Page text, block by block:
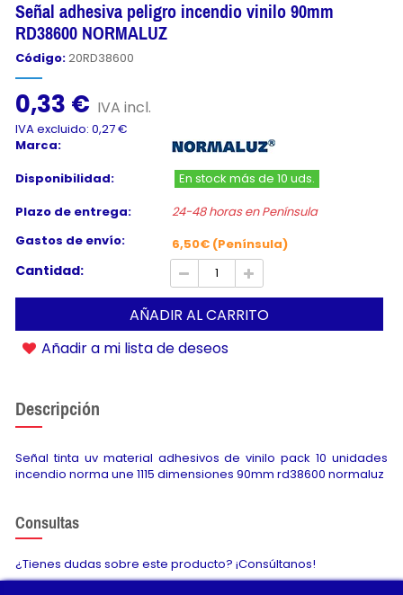
Señal adhesiva peligro incendio vinilo 90mm
RD38600 NORMALUZ
Código:20RD38600
0,33 € IVA incl.
IVA excluido: 0,27 €
Marca:
Disponibilidad:
En stock más de 10 uds.
Plazo de entrega:
24-48 horas en Península
Gastos de envío:
6,50€ (Península)
Cantidad:
AÑADIR AL CARRITO
Añadir a mi lista de deseos
Descripción
Señal tinta uv material adhesivos de vinilo pack 10 unidades
incendio norma une 1115 dimensiones 90mm rd38600 normaluz
Consultas
¿Tienes dudas sobre este producto? ¡Consúltanos!